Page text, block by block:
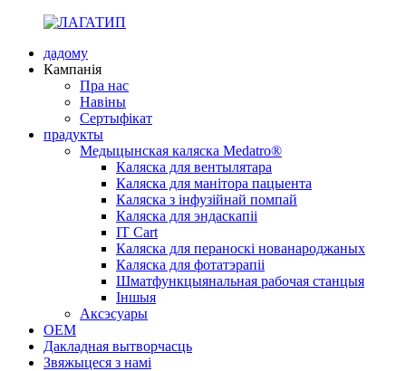
дадому
Кампанія
Пра нас
Навіны
Сертыфікат
прадукты
Медыцынская каляска Medatro®
Каляска для вентылятара
Каляска для манітора пацыента
Каляска з інфузійнай помпай
Каляска для эндаскапіі
IT Cart
Каляска для пераноскі нованароджаных
Каляска для фотатэрапіі
Шматфункцыянальная рабочая станцыя
Іншыя
Аксэсуары
OEM
Дакладная вытворчасць
Звяжыцеся з намі